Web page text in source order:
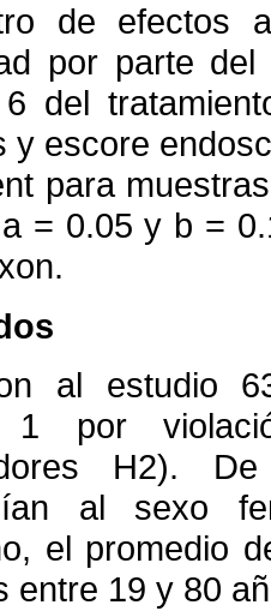
de efectos
por parte
del
y escore
para
= 0.05 y b =
al estudio
1 por
H2).
al sexo
el promedio
entre 19 y 80